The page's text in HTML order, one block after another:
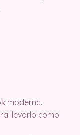
moderno.
llevarlo como